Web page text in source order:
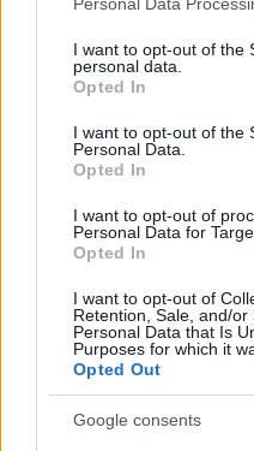
not limited to your visit or
grant or deny consent to
use your data for below
consent section.
I want to opt-out of the
personal data.
Opted In
I want to opt-out of the
Personal Data.
Opted In
I want to opt-out of
Personal Data for
Opted In
I want to opt-out of
Retention, Sale, and/or
Personal Data that Is
Purposes for which it
Opted Out
Google consents
07/05/2025 - 08:50
Βρεφονηπιακοί
αιτήσεις για
δικαιολογητικά
φοιτήσουν από τον
βρεφονηπιακό
καλούνται να
διαδικασία των
περίοδος και μέχρι